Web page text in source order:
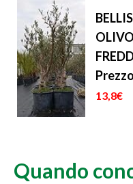
13,8€
Quando